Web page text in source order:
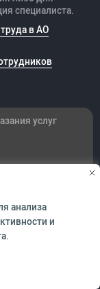
специалиста.
в АО
услуг
анализа
и